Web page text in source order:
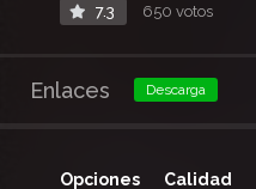
7.3 650 votos
Enlaces Descarga
Opciones Calidad